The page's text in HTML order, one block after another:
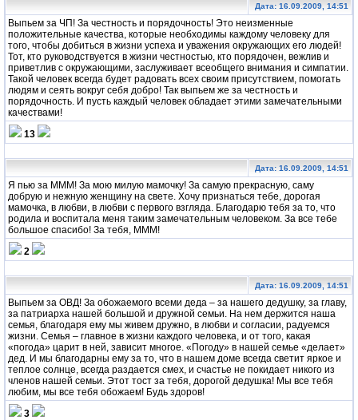
Дата: 16.09.2009, 14:51
Выпьем за ЧП! За честность и порядочность! Это неизменные
положительные качества, которые необходимы каждому человеку для
того, чтобы добиться в жизни успеха и уважения окружающих его людей!
Тот, кто руководствуется в жизни честностью, кто порядочен, вежлив и
приветлив с окружающими, заслуживает всеобщего внимания и симпатии.
Такой человек всегда будет радовать всех своим присутствием, помогать
людям и сеять вокруг себя добро! Так выпьем же за честность и
порядочность. И пусть каждый человек обладает этими замечательными
качествами!
13
Дата: 16.09.2009, 14:51
Я пью за МММ! За мою милую мамочку! За самую прекрасную, саму
добрую и нежную женщину на свете. Хочу признаться тебе, дорогая
мамочка, в любви, в любви с первого взгляда. Благодарю тебя за то, что
родила и воспитала меня таким замечательным человеком. За все тебе
большое спасибо! За тебя, МММ!
2
Дата: 16.09.2009, 14:51
Выпьем за ОВД! За обожаемого всеми деда – за нашего дедушку, за главу,
за патриарха нашей большой и дружной семьи. На нем держится наша
семья, благодаря ему мы живем дружно, в любви и согласии, радуемся
жизни. Семья – главное в жизни каждого человека, и от того, какая
«погода» царит в ней, зависит многое. «Погоду» в нашей семье «делает»
дед. И мы благодарны ему за то, что в нашем доме всегда светит яркое и
теплое солнце, всегда раздается смех, и счастье не покидает никого из
членов нашей семьи. Этот тост за тебя, дорогой дедушка! Мы все тебя
любим, мы все тебя обожаем! Будь здоров!
3